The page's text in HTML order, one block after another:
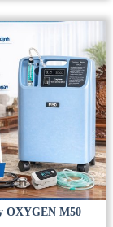
Beurer IPL
16,000,000 đ